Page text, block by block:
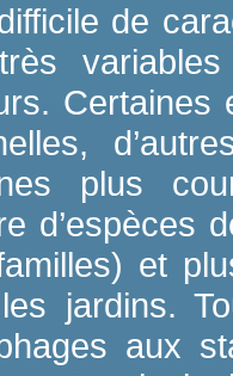
de
Certaines
plus
d’espèces
et
jardins.
aux